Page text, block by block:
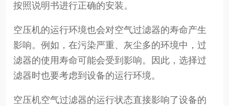
按照说明书进行正确的安装。
空压机的运行环境也会对空气过滤器的寿命产生
影响。例如，在污染严重、灰尘多的环境中，过
滤器的使用寿命可能会受到影响。因此，选择过
滤器时也要考虑到设备的运行环境。
空压机空气过滤器的运行状态直接影响了设备的